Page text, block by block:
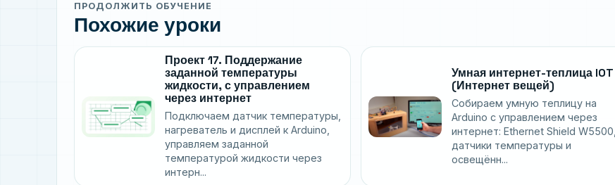
ПРОДОЛЖИТЬ ОБУЧЕНИЕ
Похожие уроки
Проект 17. Поддержание
заданной температуры
жидкости, с управлением
через интернет
Подключаем датчик температуры,
нагреватель и дисплей к Arduino,
управляем заданной
температурой жидкости через
интерн...
Умная интернет-теплица IOT
(Интернет вещей)
Собираем умную теплицу на
Arduino с управлением через
интернет: Ethernet Shield W5500,
датчики температуры и
освещённ...